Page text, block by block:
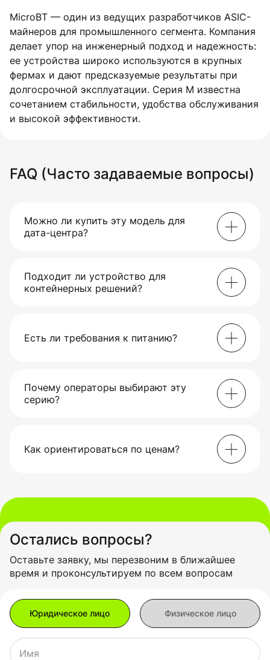
MicroBT — один из ведущих разработчиков ASIC-
майнеров для промышленного сегмента. Компания
делает упор на инженерный подход и надежность:
ее устройства широко используются в крупных
фермах и дают предсказуемые результаты при
долгосрочной эксплуатации. Серия M известна
сочетанием стабильности, удобства обслуживания
и высокой эффективности.
FAQ (Часто задаваемые вопросы)
Можно ли купить эту модель для
дата-центра?
инфраструктуру и большие парки оборудования.
Подходит ли устройство для
контейнерных решений?
плотного размещения и переменных температур.
Есть ли требования к питанию?
подачей мощности.
Почему операторы выбирают эту
серию?
нагрузках.
Как ориентироваться по ценам?
предложение с аналогами по энергоэффективности.
Остались вопросы?
Оставьте заявку, мы перезвоним в ближайшее
время и проконсультируем по всем вопросам
Имя